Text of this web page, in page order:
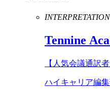
INTERPRETATION
Tennine
【人気会議通訳
ハイキャリア編